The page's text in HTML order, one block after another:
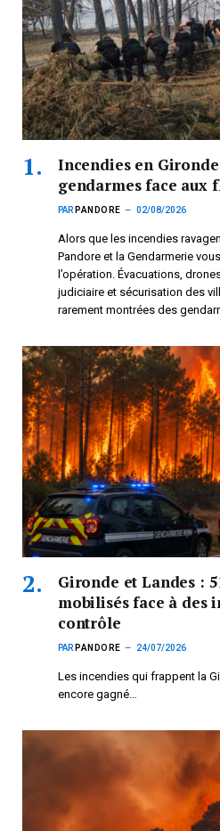
Incendies en
gendarmes face aux
PAR PANDORE 02/08/2026
Alors que les incendies
Pandore et la Gendarmerie
l’opération. Évacuations,
judiciaire et sécurisation des
rarement montrées des
Gironde et Landes :
mobilisés face à des
contrôle
PAR PANDORE 24/07/2026
Les incendies qui frappent la
encore gagné…